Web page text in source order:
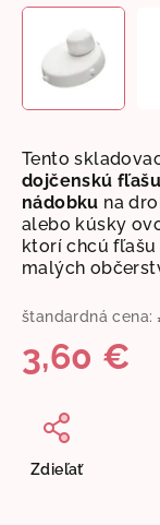
Tento
dojčenskú
nádobku na
alebo kúsky
ktorí chcú fľašu
malých
štandardná cena:
3,60 €
cena:
Zdieľať